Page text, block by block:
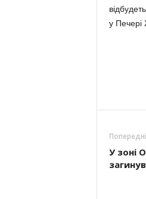
у Печері
Попередні
У зоні